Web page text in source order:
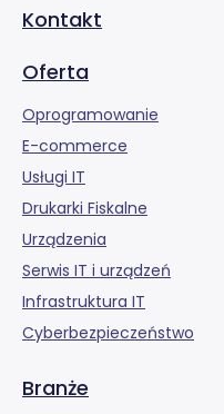
Kontakt
Oferta
Oprogramowanie
E-commerce
Usługi IT
Drukarki Fiskalne
Urządzenia
Serwis IT i urządzeń
Infrastruktura IT
Cyberbezpieczeństwo
Branże